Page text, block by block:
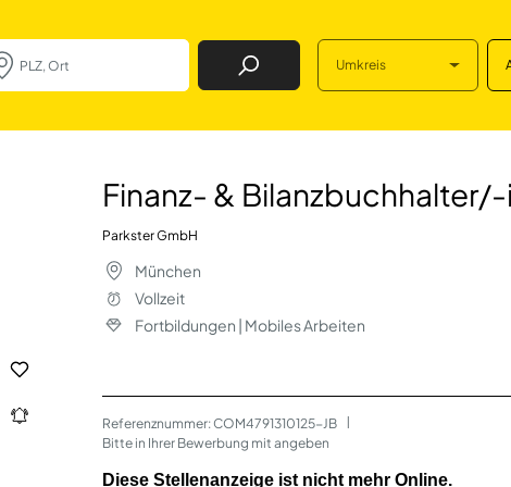
Job Finden Umkreis
in (m/
Finanz- &
Parkster GmbH
München
Vollzeit
Fortbildungen | Mobiles Arbeiten
Referenznummer: COM4791310125-JB
Bitte in Ihrer Bewerbung mit angeben